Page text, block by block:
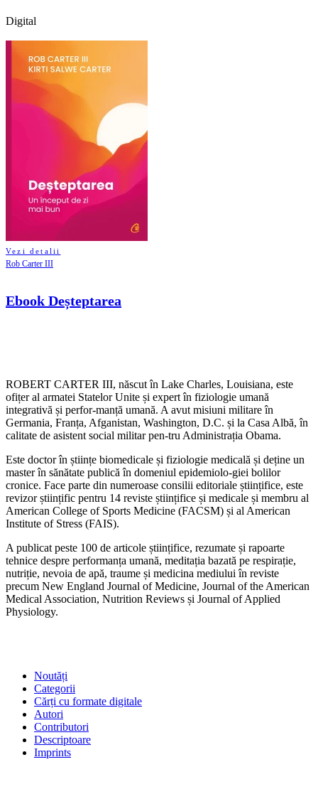
Digital
Vezi detalii
Rob Carter III
Ebook Deșteptarea
ROBERT CARTER III, născut în Lake Charles, Louisiana, este
ofițer al armatei Statelor Unite și expert în fiziologie umană
integrativă și perfor-manță umană. A avut misiuni militare în
Germania, Franța, Afganistan, Washington, D.C. și la Casa Albă, în
calitate de asistent social militar pen-tru Administrația Obama.
Este doctor în științe biomedicale și fiziologie medicală și deține un
master în sănătate publică în domeniul epidemiolo-giei bolilor
cronice. Face parte din numeroase consilii editoriale științifice, este
revizor științific pentru 14 reviste științifice și medicale și membru al
American College of Sports Medicine (FACSM) și al American
Institute of Stress (FAIS).
A publicat peste 100 de articole științifice, rezumate și rapoarte
tehnice despre performanța umană, meditația bazată pe respirație,
nutriție, nevoia de apă, traume și medicina mediului în reviste
precum New England Journal of Medicine, Journal of the American
Medical Association, Nutrition Reviews și Journal of Applied
Physiology.
Noutăți
Categorii
Cărți cu formate digitale
Autori
Contributori
Descriptoare
Imprints